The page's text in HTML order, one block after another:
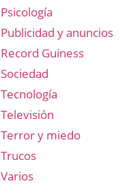
Psicología
Publicidad y anuncios
Record Guiness
Sociedad
Tecnología
Televisión
Terror y miedo
Trucos
Varios